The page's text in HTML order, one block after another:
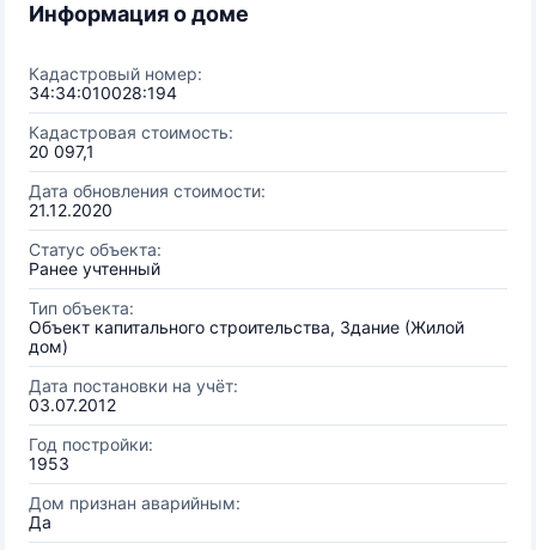
Информация о доме
Кадастровый номер:
34:34:010028:194
Кадастровая стоимость:
20 097,1
Дата обновления стоимости:
21.12.2020
Статус объекта:
Ранее учтенный
Тип объекта:
Объект капитального строительства, Здание (Жилой
дом)
Дата постановки на учёт:
03.07.2012
Год постройки:
1953
Дом признан аварийным:
Да